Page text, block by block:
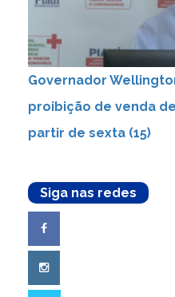
Governador
proibição de venda
partir de sexta (15)
Siga nas redes